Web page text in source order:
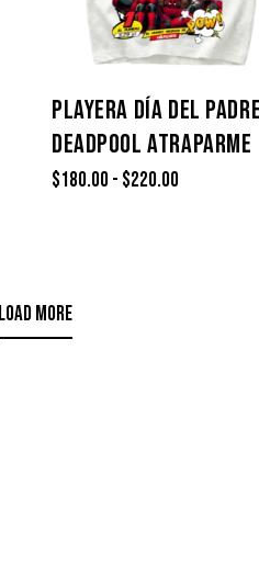
PLAYERA DÍA DEL PADRE
DEADPOOL ATRAPARME
$180.00- $220.00
LOAD MORE